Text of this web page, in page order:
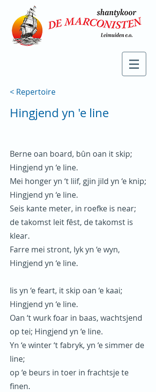
< Repertoire
Hingjend yn 'e line
Berne oan board, bûn oan it skip;
Hingjend yn ‘e line.
Mei honger yn ‘t liif, gjin jild yn ‘e knip;
Hingjend yn ‘e line.
Seis kante meter, in roefke is near;
de takomst leit fêst, de takomst is
klear.
Farre mei stront, lyk yn ‘e wyn,
Hingjend yn ‘e line.
Iis yn ‘e feart, it skip oan ‘e kaai;
Hingjend yn ‘e line.
Oan ‘t wurk foar in baas, wachtsjend
op tei; Hingjend yn ‘e line.
Yn ‘e winter ‘t fabryk, yn ‘e simmer de
line;
op ‘e beurs in toer in frachtsje te
finen.